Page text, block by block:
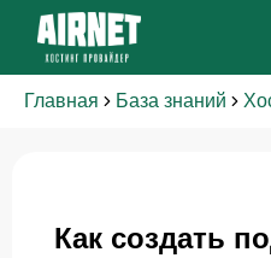
Главная База знаний
Как создать
A
Онлайн · отвечаем за